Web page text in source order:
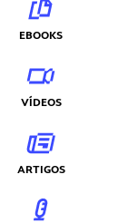
EBOOKS
VÍDEOS
ARTIGOS